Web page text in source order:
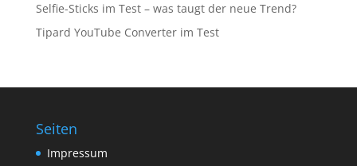
Selfie-Sticks im Test – was taugt der neue Trend?
Tipard YouTube Converter im Test
Seiten
Impressum